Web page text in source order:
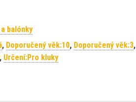
balónky
, Doporučený věk:10, Doporučený věk:3,
Určení:Pro kluky